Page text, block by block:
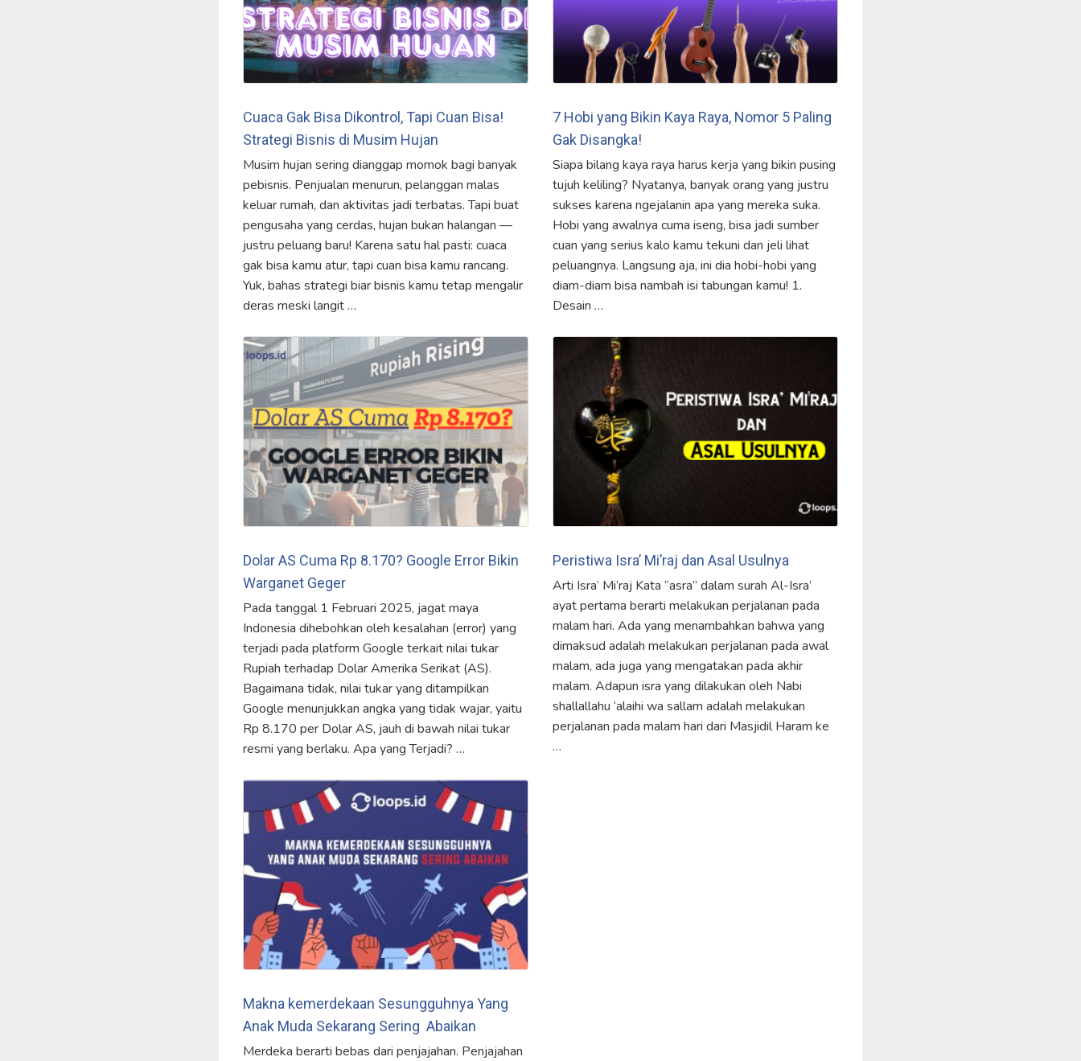
Cuaca Gak Bisa Dikontrol, Tapi Cuan Bisa!
Strategi Bisnis di Musim Hujan
Musim hujan sering dianggap momok bagi banyak
pebisnis. Penjualan menurun, pelanggan malas
keluar rumah, dan aktivitas jadi terbatas. Tapi buat
pengusaha yang cerdas, hujan bukan halangan —
justru peluang baru! Karena satu hal pasti: cuaca
gak bisa kamu atur, tapi cuan bisa kamu rancang.
Yuk, bahas strategi biar bisnis kamu tetap mengalir
deras meski langit …
7 Hobi yang Bikin Kaya Raya, Nomor 5 Paling
Gak Disangka!
Siapa bilang kaya raya harus kerja yang bikin pusing
tujuh keliling? Nyatanya, banyak orang yang justru
sukses karena ngejalanin apa yang mereka suka.
Hobi yang awalnya cuma iseng, bisa jadi sumber
cuan yang serius kalo kamu tekuni dan jeli lihat
peluangnya. Langsung aja, ini dia hobi-hobi yang
diam-diam bisa nambah isi tabungan kamu! 1.
Desain …
Dolar AS Cuma Rp 8.170? Google Error Bikin
Warganet Geger
Pada tanggal 1 Februari 2025, jagat maya
Indonesia dihebohkan oleh kesalahan (error) yang
terjadi pada platform Google terkait nilai tukar
Rupiah terhadap Dolar Amerika Serikat (AS).
Bagaimana tidak, nilai tukar yang ditampilkan
Google menunjukkan angka yang tidak wajar, yaitu
Rp 8.170 per Dolar AS, jauh di bawah nilai tukar
resmi yang berlaku. Apa yang Terjadi? …
Peristiwa Isra’ Mi’raj dan Asal Usulnya
Arti Isra’ Mi’raj Kata “asra” dalam surah Al-Isra’
ayat pertama berarti melakukan perjalanan pada
malam hari. Ada yang menambahkan bahwa yang
dimaksud adalah melakukan perjalanan pada awal
malam, ada juga yang mengatakan pada akhir
malam. Adapun isra yang dilakukan oleh Nabi
shallallahu ‘alaihi wa sallam adalah melakukan
perjalanan pada malam hari dari Masjidil Haram ke
…
Makna kemerdekaan Sesungguhnya Yang
Anak Muda Sekarang Sering Abaikan
Merdeka berarti bebas dari penjajahan. Penjajahan